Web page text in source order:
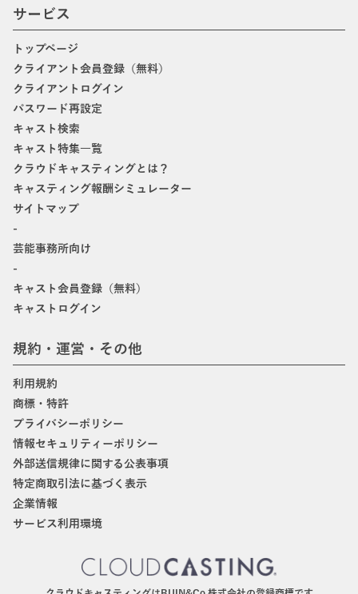
サービス
トップページ
クライアント会員登録（無料）
クライアントログイン
パスワード再設定
キャスト検索
キャスト特集一覧
クラウドキャスティングとは？
キャスティング報酬シミュレーター
サイトマップ
-
芸能事務所向け
-
キャスト会員登録（無料）
キャストログイン
規約・運営・その他
利用規約
商標・特許
プライバシーポリシー
情報セキュリティーポリシー
外部送信規律に関する公表事項
特定商取引法に基づく表示
企業情報
サービス利用環境